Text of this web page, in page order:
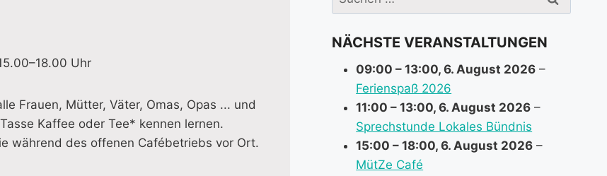
Uhr
Frauen, Mütter, Väter, Omas, Opas ... und
Kaffee oder Tee* kennen lernen.
während des offenen Cafébetriebs vor Ort.
nach:
NÄCHSTE VERANSTALTUNGEN
09:00 – 13:00,6. August 2026 –
Ferienspaß 2026
11:00 – 13:00,6. August 2026 –
Sprechstunde Lokales Bündnis
15:00 – 18:00,6. August 2026 –
MütZe Café